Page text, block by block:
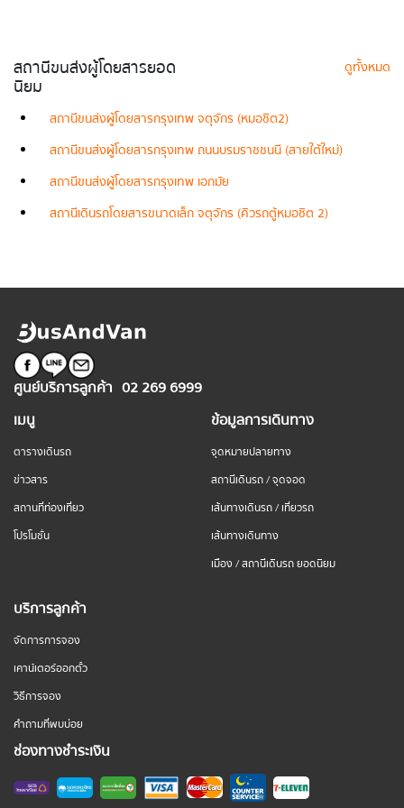
สถานีขนส่งผู้โดยสารยอด
นิยม
ดูทั้งหมด
สถานีขนส่งผู้โดยสารกรุงเทพ จตุจักร (หมอชิต2)
สถานีขนส่งผู้โดยสารกรุงเทพ ถนนบรมราชชนนี (สายใต้ใหม่)
สถานีขนส่งผู้โดยสารกรุงเทพ เอกมัย
สถานีเดินรถโดยสารขนาดเล็ก จตุจักร (คิวรถตู้หมอชิต 2)
ศูนย์บริการลูกค้า 02 269 6999
เมนู
ตารางเดินรถ
ข่าวสาร
สถานที่ท่องเที่ยว
โปรโมชั่น
ข้อมูลการเดินทาง
จุดหมายปลายทาง
สถานีเดินรถ / จุดจอด
เส้นทางเดินรถ / เที่ยวรถ
เส้นทางเดินทาง
เมือง / สถานีเดินรถ ยอดนิยม
บริการลูกค้า
จัดการการจอง
เคาน์เตอร์ออกตั๋ว
วิธีการจอง
คำถามที่พบบ่อย
ช่องทางชำระเงิน